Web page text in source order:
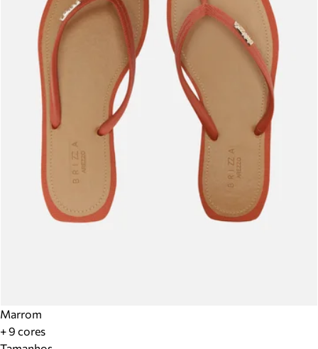
Marrom
+ 9 cores